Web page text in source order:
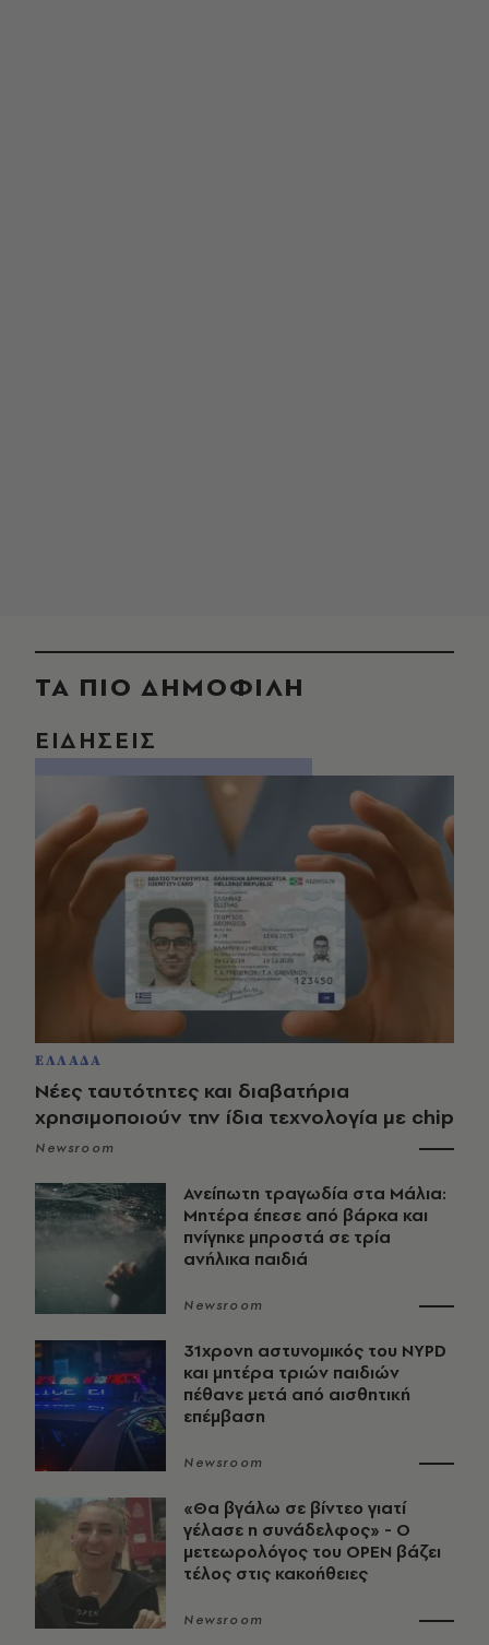
ΤΑ ΠΙΟ ΔΗΜΟΦΙΛΗ
ΕΙΔΗΣΕΙΣ
ΕΛΛΑΔΑ
Νέες ταυτότητες και διαβατήρια
χρησιμοποιούν την ίδια τεχνολογία με chip
Newsroom
Ανείπωτη τραγωδία στα Μάλια:
Μητέρα έπεσε από βάρκα και
πνίγηκε μπροστά σε τρία
ανήλικα παιδιά
Newsroom
31χρονη αστυνομικός του NYPD
και μητέρα τριών παιδιών
πέθανε μετά από αισθητική
επέμβαση
Newsroom
«Θα βγάλω σε βίντεο γιατί
γέλασε η συνάδελφος» - Ο
μετεωρολόγος του OPEN βάζει
τέλος στις κακοήθειες
Newsroom